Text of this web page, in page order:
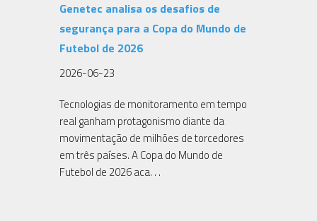
Genetec analisa os desafios de
segurança para a Copa do Mundo de
Futebol de 2026
2026-06-23
Tecnologias de monitoramento em tempo
real ganham protagonismo diante da
movimentação de milhões de torcedores
em três países. A Copa do Mundo de
Futebol de 2026 aca. . .